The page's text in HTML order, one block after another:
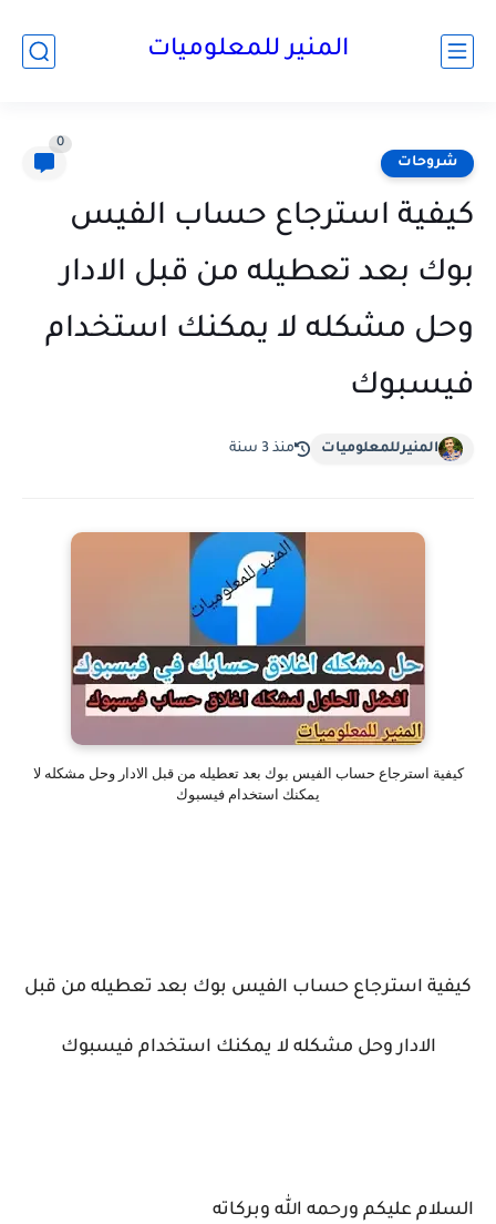
المنير للمعلوميات
شروحات
0
كيفية استرجاع حساب الفيس
بوك بعد تعطيله من قبل الادار
وحل مشكله لا يمكنك استخدام
فيسبوك
المنيرللمعلوميات منذ 3 سنة
كيفية استرجاع حساب الفيس بوك بعد تعطيله من قبل الادار وحل مشكله لا
يمكنك استخدام فيسبوك
كيفية استرجاع حساب الفيس بوك بعد تعطيله من قبل
الادار وحل مشكله لا يمكنك استخدام فيسبوك
السلام عليكم ورحمه الله وبركاته